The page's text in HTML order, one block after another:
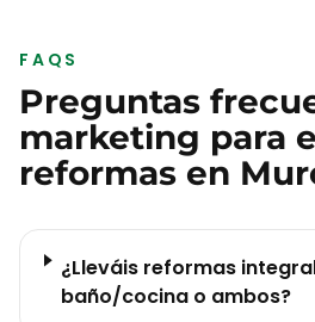
FAQS
Preguntas
marketing para
reformas en
¿Lleváis reformas
baño/cocina o ambos?